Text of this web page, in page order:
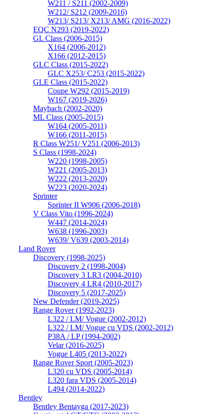
W211 / S211 (2002-2009)
W212/ S212 (2009-2016)
W213/ S213/ X213/ AMG (2016-2022)
EQC N293 (2019-2022)
GL Class (2006-2015)
X164 (2006-2012)
X166 (2012-2015)
GLC Class (2015-2022)
GLC X253/ C253 (2015-2022)
GLE Class (2015-2022)
Coupe W292 (2015-2019)
W167 (2019-2026)
Maybach (2002-2020)
ML Class (2005-2015)
W164 (2005-2011)
W166 (2011-2015)
R Class W251/ V251 (2006-2013)
S Class (1998-2024)
W220 (1998-2005)
W221 (2005-2013)
W222 (2013-2020)
W223 (2020-2024)
Sprinter
Sprinter II W906 (2006-2018)
V Class Vito (1996-2024)
W447 (2014-2024)
W638 (1996-2003)
W639/ V639 (2003-2014)
Land Rover
Discovery (1998-2025)
Discovery 2 (1998-2004)
Discovery 3 LR3 (2004-2010)
Discovery 4 LR4 (2010-2017)
Discovery 5 (2017-2025)
New Defender (2019-2025)
Range Rover (1992-2023)
L322 / LM/ Vogue (2002-2012)
L322 / LM/ Vogue cu VDS (2002-2012)
P38A / LP (1994-2002)
Velar (2016-2025)
Vogue L405 (2013-2022)
Range Rover Sport (2005-2023)
L320 cu VDS (2005-2014)
L320 fara VDS (2005-2014)
L494 (2014-2022)
Bentley
Bentley Bentayga (2017-2023)